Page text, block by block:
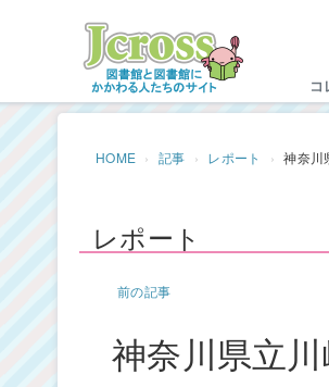
コ
HOME 記事 レポート 神奈川
レポート
前の記事
神奈川県立